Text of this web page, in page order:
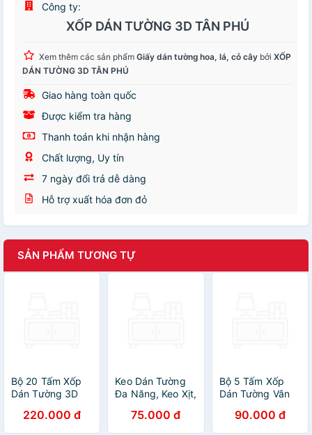
Công ty:
XỐP DÁN TƯỜNG 3D TÂN PHÚ
Xem thêm các sản phẩm Giấy dán tường hoa, lá, cỏ cây bởi XỐP
DÁN TƯỜNG 3D TÂN PHÚ
Giao hàng toàn quốc
Được kiểm tra hàng
Thanh toán khi nhận hàng
Chất lượng, Uy tín
7 ngày đổi trả dễ dàng
Hỗ trợ xuất hóa đơn đỏ
SẢN PHẨM TƯƠNG TỰ
Bộ 20 Tấm Xốp
Dán Tường 3D
Sọc 60x30cm
Keo Sẵn Dày
220.000 đ
Keo Dán Tường
Đa Năng, Keo Xịt,
Xốp, Decan, Sàn
Nhựa
75.000 đ
Bộ 5 Tấm Xốp
Dán Tường Vân
Âm, Chống Va
Đập, Bền Đẹp,
90.000 đ